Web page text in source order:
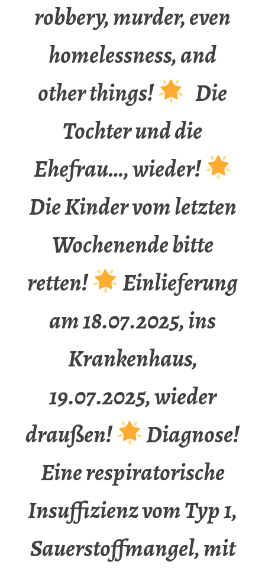
robbery, murder, even
homelessness, and
other things!
Die
Tochter und die
Ehefrau…, wieder!
Die Kinder vom letzten
Wochenende bitte
retten!
Einlieferung
am 18.07.2025, ins
Krankenhaus,
19.07.2025, wieder
draußen!
Diagnose!
Eine respiratorische
Insuffizienz vom Typ 1,
Sauerstoffmangel, mit